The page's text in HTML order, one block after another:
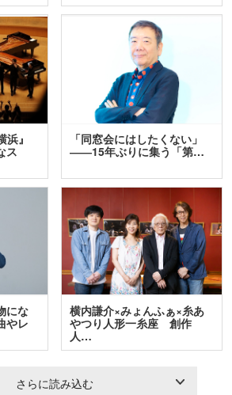
』
ス
「同窓会にはしたくない」
――15年ぶりに集う「第…
にな
やレ
横内謙介×みょんふぁ×糸あ
やつり人形一糸座 創作
人…
さらに読み込む